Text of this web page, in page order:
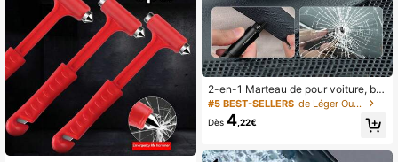
2-en-1 Marteau de pour voiture, bri
se-vitre, outil d'urgence pour s'éch
apper
#5 BEST-SELLERS de Léger Outils à main
Dès 4,22€